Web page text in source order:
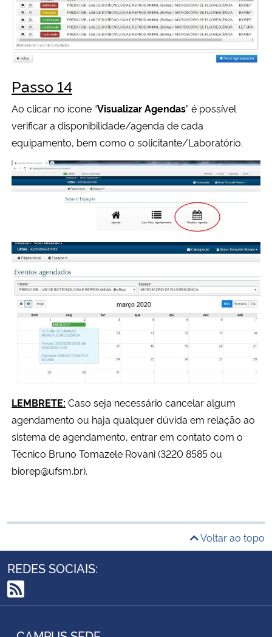
Passo 14
Ao clicar no ícone “Visualizar Agendas” é possível
verificar a disponibilidade/agenda de cada
equipamento, bem como o solicitante/Laboratório.
LEMBRETE: Caso seja necessário cancelar algum
agendamento ou haja qualquer dúvida em relação ao
sistema de agendamento, entrar em contato com o
Técnico Bruno Tomazele Rovani (3220 8585 ou
biorep@ufsm.br).
Voltar ao topo
REDES SOCIAIS:
RSS